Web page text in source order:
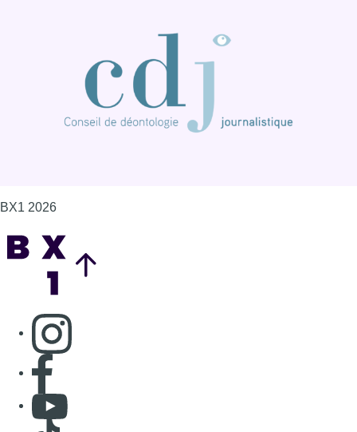
BX1 2026
Consulter page Instagram
Consulter page Facebook
Consulter Youtube
Consulter TikTok